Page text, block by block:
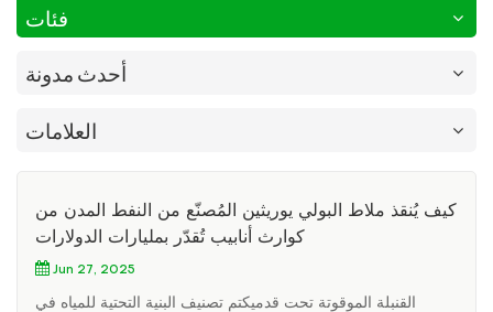
فئات
أحدث مدونة
العلامات
كيف يُنقذ ملاط ​​البولي يوريثين المُصنّع من النفط المدن من
كوارث أنابيب تُقدّر بمليارات الدولارات
Jun 27, 2025
القنبلة الموقوتة تحت قدميكتم تصنيف البنية التحتية للمياه في